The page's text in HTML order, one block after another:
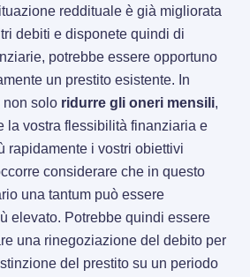
reddituale è già migliorata
debiti e disponete quindi di
potrebbe essere opportuno
un prestito esistente. In
non solo ridurre gli oneri mensili,
la vostra flessibilità finanziaria e
rapidamente i vostri obiettivi
considerare che in questo
una tantum può essere
elevato. Potrebbe quindi essere
una rinegoziazione del debito per
del prestito su un periodo